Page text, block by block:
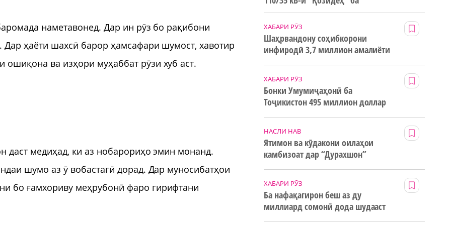
наметавонед. Дар ин рӯз бо рақибони
ҳаёти шахсӣ барор ҳамсафари шумост, хавотир
ва изҳори муҳаббат рӯзи хуб аст.
даст медиҳад, ки аз нобарориҳо эмин монанд.
шумо аз ӯ вобастагӣ дорад. Дар муносибатҳои
бо ғамхориву меҳрубонӣ фаро гирифтани
истифода дода мешавад
ХАБАРИ РӮЗ
Шаҳрвандону соҳибкорони
инфиродӣ 3,7 миллион амалиёти
ХАБАРИ РӮЗ
Бонки Умумиҷаҳонӣ ба
Тоҷикистон 495 миллион доллар
НАСЛИ НАВ
Ятимон ва кӯдакони оилаҳои
камбизоат дар “Дурахшон”
ХАБАРИ РӮЗ
Ба нафақагирон беш аз ду
миллиард сомонӣ дода шудааст